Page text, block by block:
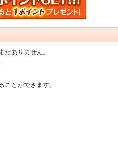
だありません。
ことができます。